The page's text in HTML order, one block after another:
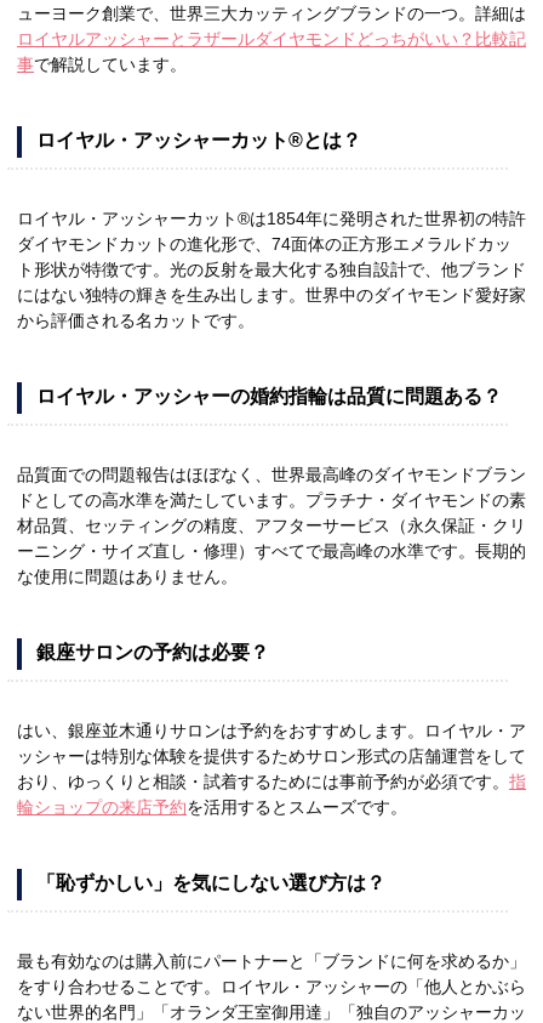
ューヨーク創業で、世界三大カッティングブランドの一つ。詳細は
ロイヤルアッシャーとラザールダイヤモンドどっちがいい？比較記
事で解説しています。
ロイヤル・アッシャーカット®とは？
ロイヤル・アッシャーカット®は1854年に発明された世界初の特許
ダイヤモンドカットの進化形で、74面体の正方形エメラルドカッ
ト形状が特徴です。光の反射を最大化する独自設計で、他ブランド
にはない独特の輝きを生み出します。世界中のダイヤモンド愛好家
から評価される名カットです。
ロイヤル・アッシャーの婚約指輪は品質に問題ある？
品質面での問題報告はほぼなく、世界最高峰のダイヤモンドブラン
ドとしての高水準を満たしています。プラチナ・ダイヤモンドの素
材品質、セッティングの精度、アフターサービス（永久保証・クリ
ーニング・サイズ直し・修理）すべてで最高峰の水準です。長期的
な使用に問題はありません。
銀座サロンの予約は必要？
はい、銀座並木通りサロンは予約をおすすめします。ロイヤル・ア
ッシャーは特別な体験を提供するためサロン形式の店舗運営をして
おり、ゆっくりと相談・試着するためには事前予約が必須です。 指
輪ショップの来店予約を活用するとスムーズです。
「恥ずかしい」を気にしない選び方は？
最も有効なのは購入前にパートナーと「ブランドに何を求めるか」
をすり合わせることです。ロイヤル・アッシャーの「他人とかぶら
ない世界的名門」「オランダ王室御用達」「独自のアッシャーカッ